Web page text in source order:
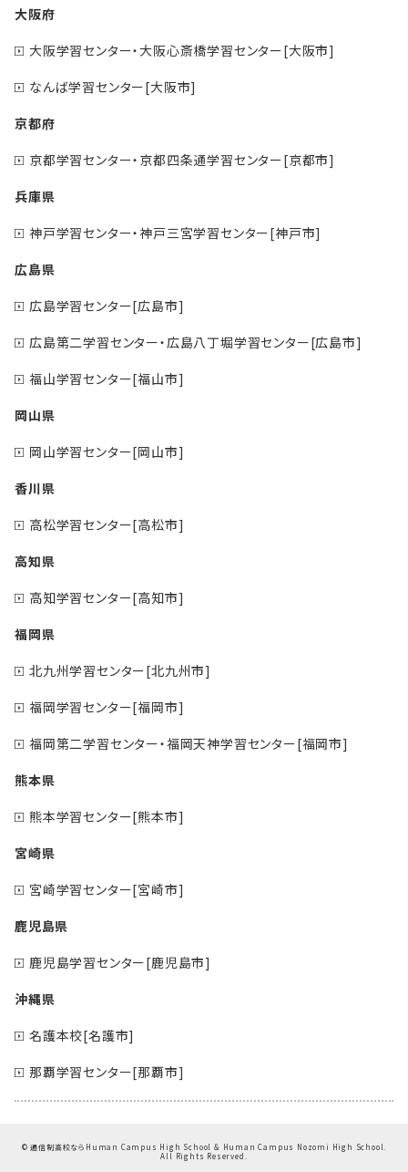
大阪府
大阪学習センター・大阪心斎橋学習センター[大阪市]
なんば学習センター[大阪市]
京都府
京都学習センター・京都四条通学習センター[京都市]
兵庫県
神戸学習センター・神戸三宮学習センター[神戸市]
広島県
広島学習センター[広島市]
広島第二学習センター・広島八丁堀学習センター[広島市]
福山学習センター[福山市]
岡山県
岡山学習センター[岡山市]
香川県
高松学習センター[高松市]
高知県
高知学習センター[高知市]
福岡県
北九州学習センター[北九州市]
福岡学習センター[福岡市]
福岡第二学習センター・福岡天神学習センター[福岡市]
熊本県
熊本学習センター[熊本市]
宮崎県
宮崎学習センター[宮崎市]
鹿児島県
鹿児島学習センター[鹿児島市]
沖縄県
名護本校[名護市]
那覇学習センター[那覇市]
©通信制高校ならHuman Campus High School & Human Campus Nozomi High School.
All Rights Reserved.